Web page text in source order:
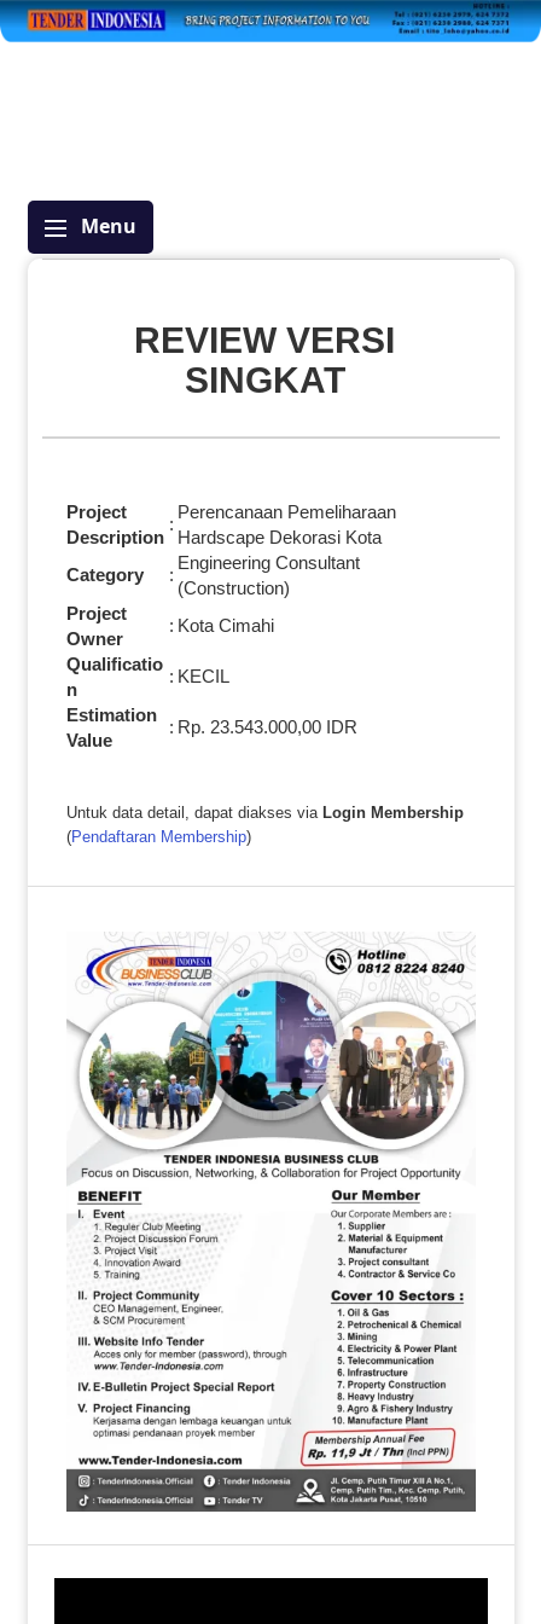
Menu
REVIEW VERSI
SINGKAT
Project
Description
:
Perencanaan Pemeliharaan
Hardscape Dekorasi Kota
Category
:
Engineering Consultant
(Construction)
Project
Owner
: Kota Cimahi
Qualificatio
n
: KECIL
Estimation
Value
: Rp. 23.543.000,00 IDR
Untuk data detail, dapat diakses via Login Membership
(Pendaftaran Membership)